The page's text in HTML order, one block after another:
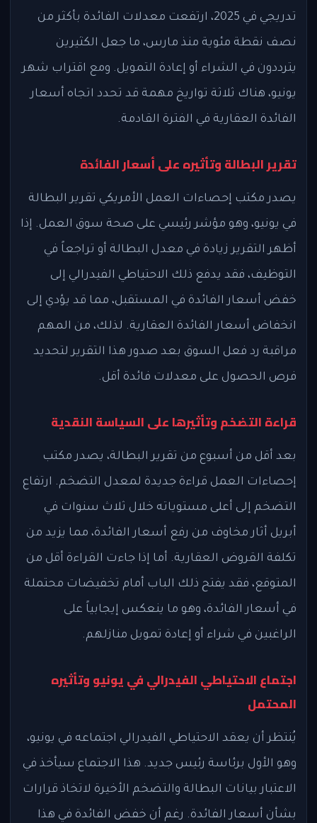
تدريجي في 2025، ارتفعت معدلات الفائدة بأكثر من
نصف نقطة مئوية منذ مارس، ما جعل الكثيرين
يترددون في الشراء أو إعادة التمويل. ومع اقتراب شهر
يونيو، هناك ثلاثة تواريخ مهمة قد تحدد اتجاه أسعار
الفائدة العقارية في الفترة القادمة.
تقرير البطالة وتأثيره على أسعار الفائدة
يصدر مكتب إحصاءات العمل الأمريكي تقرير البطالة
في يونيو، وهو مؤشر رئيسي على صحة سوق العمل. إذا
أظهر التقرير زيادة في معدل البطالة أو تراجعاً في
التوظيف، فقد يدفع ذلك الاحتياطي الفيدرالي إلى
خفض أسعار الفائدة في المستقبل، مما قد يؤدي إلى
انخفاض أسعار الفائدة العقارية. لذلك، من المهم
مراقبة رد فعل السوق بعد صدور هذا التقرير لتحديد
فرص الحصول على معدلات فائدة أقل.
قراءة التضخم وتأثيرها على السياسة النقدية
بعد أقل من أسبوع من تقرير البطالة، يصدر مكتب
إحصاءات العمل قراءة جديدة لمعدل التضخم. ارتفاع
التضخم إلى أعلى مستوياته خلال ثلاث سنوات في
أبريل أثار مخاوف من رفع أسعار الفائدة، مما يزيد من
تكلفة القروض العقارية. أما إذا جاءت القراءة أقل من
المتوقع، فقد يفتح ذلك الباب أمام تخفيضات محتملة
في أسعار الفائدة، وهو ما ينعكس إيجابياً على
الراغبين في شراء أو إعادة تمويل منازلهم.
اجتماع الاحتياطي الفيدرالي في يونيو وتأثيره
المحتمل
يُنتظر أن يعقد الاحتياطي الفيدرالي اجتماعه في يونيو،
وهو الأول برئاسة رئيس جديد. هذا الاجتماع سيأخذ في
الاعتبار بيانات البطالة والتضخم الأخيرة لاتخاذ قرارات
بشأن أسعار الفائدة. رغم أن خفض الفائدة في هذا